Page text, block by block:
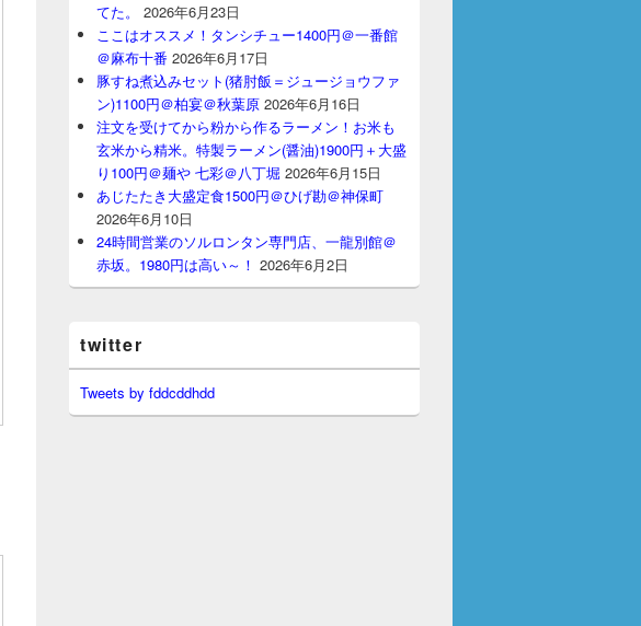
てた。
2026年6月23日
ここはオススメ！タンシチュー1400円＠一番館
＠麻布十番 2026年6月17日
豚すね煮込みセット(猪肘飯＝ジュージョウファ
ン)1100円＠柏宴＠秋葉原 2026年6月16日
注文を受けてから粉から作るラーメン！お米も
玄米から精米。特製ラーメン(醤油)1900円＋大盛
り100円＠麺や 七彩＠八丁堀 2026年6月15日
あじたたき大盛定食1500円＠ひげ勘＠神保町
2026年6月10日
24時間営業のソルロンタン専門店、一龍別館＠
赤坂。1980円は高い～！ 2026年6月2日
twitter
Tweets by fddcddhdd